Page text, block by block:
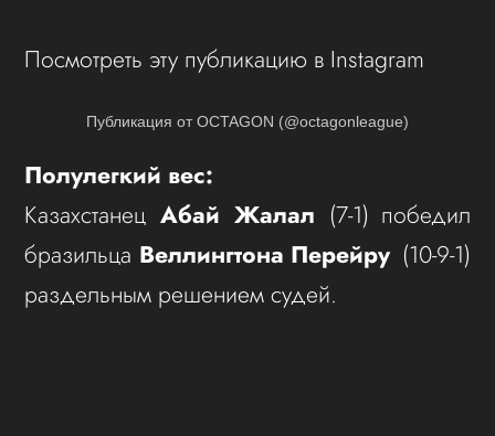
Посмотреть эту публикацию в Instagram
Публикация от OCTAGON (@octagonleague)
Полулегкий вес:
КазахстанецАбай Жалал (7-1) победил
бразильца Веллингтона Перейру(10-9-1)
раздельным решением судей.